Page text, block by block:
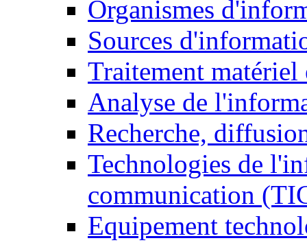
Organismes
Sources
Traitement matériel
Analyse de
Recherche,
Technologies de
communication
Equipement